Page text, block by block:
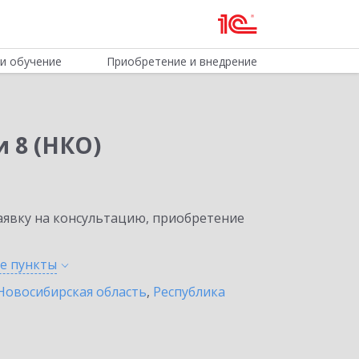
обучение Приобретение и внедрение
8 (НКО)
на консультацию, приобретение
пункты
область, Республика